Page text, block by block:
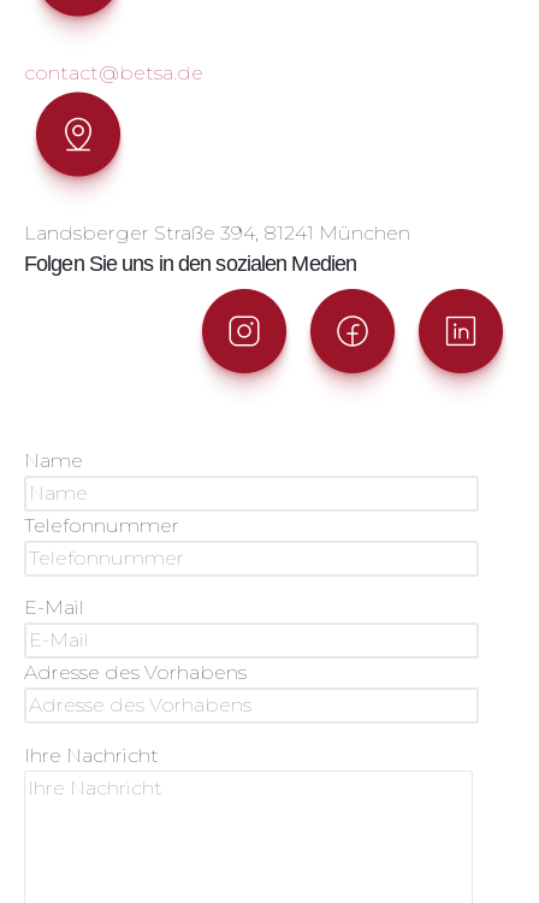
contact@betsa.de
Landsberger Straße 394, 81241 München
Folgen Sie uns in den sozialen Medien
Name
Telefonnummer
E-Mail
Adresse des Vorhabens
Ihre Nachricht